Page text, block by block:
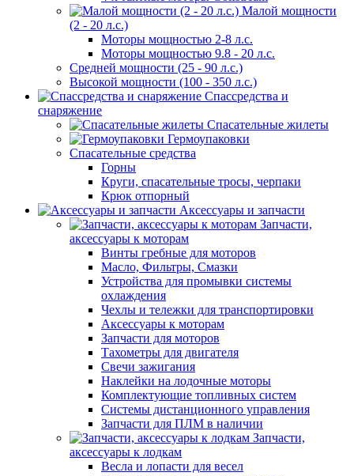
Малой мощности
(2 - 20 л.с.)
Моторы мощностью 2-8 л.с.
Моторы мощностью 9.8 - 20 л.с.
Средней мощности (25 - 90 л.с.)
Высокой мощности (100 - 350 л.с.)
Спассредства и
снаряжение
Спасательные жилеты
Гермоупаковки
Спасательные средства
Горны
Круги, спасательные тросы, черпаки
Крюк отпорный
Аксессуары и запчасти
Запчасти,
аксессуары к моторам
Винты гребные для моторов
Масло, Фильтры, Смазки
Устройства для промывки системы
охлаждения
Чехлы и тележки для транспортировки
Аксессуары к моторам
Запчасти для моторов
Тахометры для двигателя
Свечи зажигания
Наклейки на лодочные моторы
Комплектующие топливных систем
Системы дистанционного управления
Запчасти для ПЛМ в наличии
Запчасти,
аксессуары к лодкам
Весла и лопасти для весел